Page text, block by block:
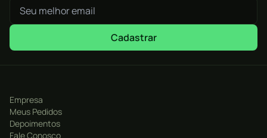
Cadastrar
Empresa
Meus Pedidos
Depoimentos
Fale Conosco